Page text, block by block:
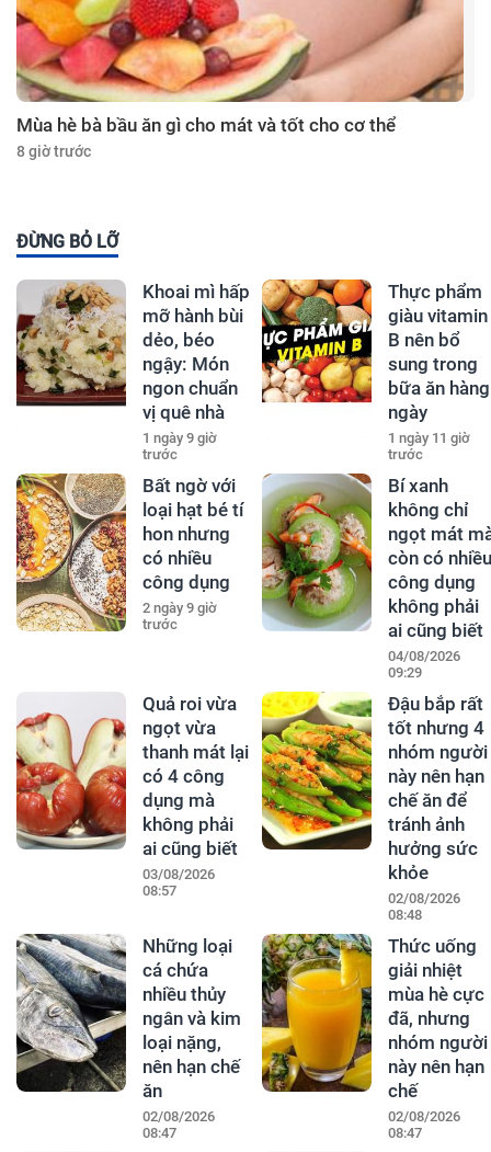
Mùa hè bà bầu ăn gì cho mát và tốt cho cơ thể
8 giờ trước
ĐỪNG BỎ LỠ
Khoai mì hấp
mỡ hành bùi
dẻo, béo
ngậy: Món
ngon chuẩn
vị quê nhà
1 ngày 9 giờ
trước
Thực phẩm
giàu vitamin
B nên bổ
sung trong
bữa ăn hàng
ngày
1 ngày 11 giờ
trước
Bất ngờ với
loại hạt bé tí
hon nhưng
có nhiều
công dụng
2 ngày 9 giờ
trước
Bí xanh
không chỉ
ngọt mát
còn có nhiều
công dụng
không phải
ai cũng biết
04/08/2026
09:29
Quả roi vừa
ngọt vừa
thanh mát lại
có 4 công
dụng mà
không phải
ai cũng biết
03/08/2026
08:57
Đậu bắp rất
tốt nhưng 4
nhóm người
này nên hạn
chế ăn để
tránh ảnh
hưởng sức
khỏe
02/08/2026
08:48
Những loại
cá chứa
nhiều thủy
ngân và kim
loại nặng,
nên hạn chế
ăn
02/08/2026
08:47
Thức uống
giải nhiệt
mùa hè cực
đã, nhưng
nhóm người
này nên hạn
chế
02/08/2026
08:47